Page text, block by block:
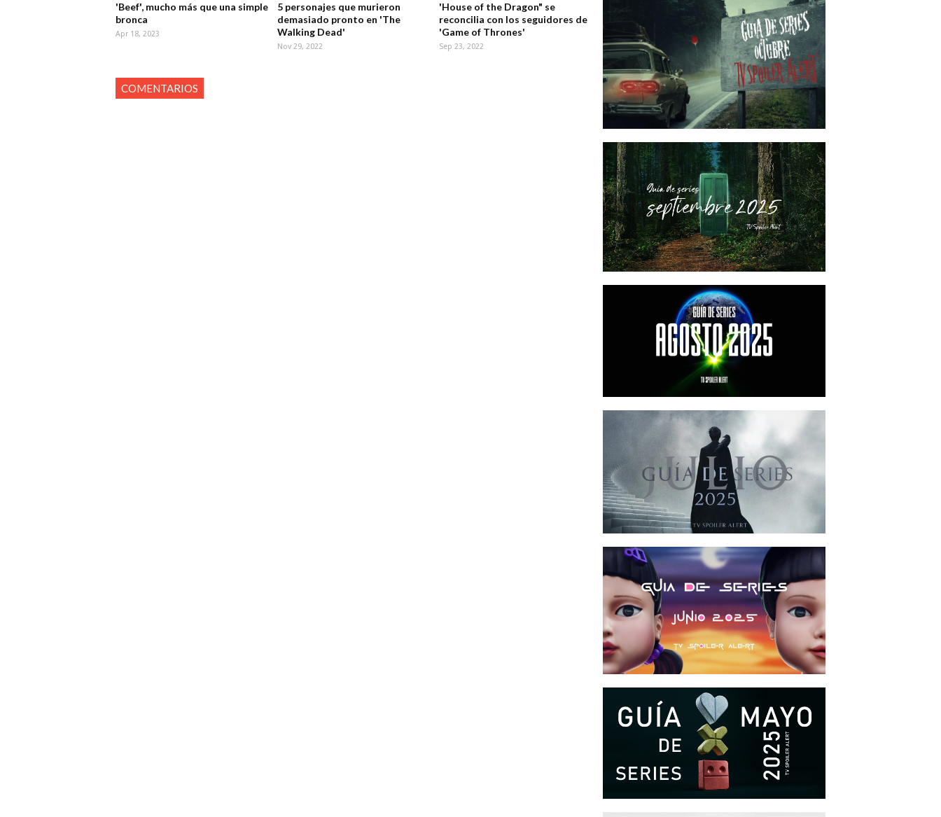
'Beef', mucho más que una simple
bronca
Apr 18, 2023
5 personajes que murieron
demasiado pronto en 'The
Walking Dead'
Nov 29, 2022
'House of the Dragon" se
reconcilia con los seguidores de
'Game of Thrones'
Sep 23, 2022
COMENTARIOS